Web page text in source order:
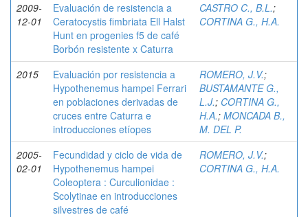
2009-
12-01
Evaluación de resistencia a
Ceratocystis fimbriata Ell Halst
Hunt en progenies f5 de café
Borbón resistente x Caturra
CASTRO C., B.L.;
CORTINA G., H.A.
2015
Evaluación por resistencia a
Hypothenemus hampei Ferrari
en poblaciones derivadas de
cruces entre Caturra e
introducciones etíopes
ROMERO, J.V.;
BUSTAMANTE G.,
L.J.; CORTINA G.,
H.A.; MONCADA B.,
M. DEL P.
2005-
02-01
Fecundidad y ciclo de vida de
Hypothenemus hampei
Coleoptera : Curculionidae :
Scolytinae en introducciones
silvestres de café
ROMERO, J.V.;
CORTINA G., H.A.